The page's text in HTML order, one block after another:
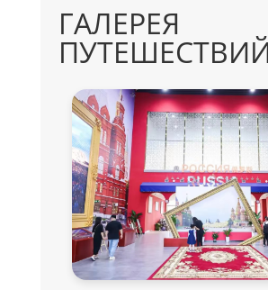
ГАЛЕРЕЯ